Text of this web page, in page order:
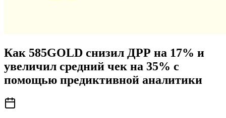
Как 585GOLD снизил ДРР на 17% и
увеличил средний чек на 35% с
помощью предиктивной аналитики